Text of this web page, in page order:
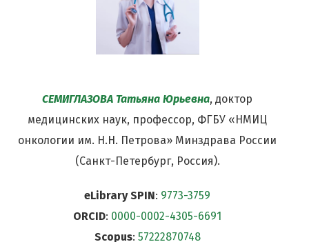
СЕМИГЛАЗОВА Татьяна Юрьевна, доктор
медицинских наук, профессор, ФГБУ «НМИЦ
онкологии им. Н.Н. Петрова» Минздрава России
(Санкт-Петербург, Россия).
eLibrary SPIN: 9773-3759
ORCID: 0000-0002-4305-6691
Scopus: 57222870748